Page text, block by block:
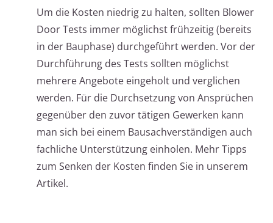
Um die Kosten niedrig zu halten, sollten Blower
Door Tests immer möglichst frühzeitig (bereits
in der Bauphase) durchgeführt werden. Vor der
Durchführung des Tests sollten möglichst
mehrere Angebote eingeholt und verglichen
werden. Für die Durchsetzung von Ansprüchen
gegenüber den zuvor tätigen Gewerken kann
man sich bei einem Bausachverständigen auch
fachliche Unterstützung einholen. Mehr Tipps
zum Senken der Kosten finden Sie in unserem
Artikel.